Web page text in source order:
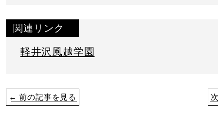
関連リンク
軽井沢風越学園
← 前の記事を見る